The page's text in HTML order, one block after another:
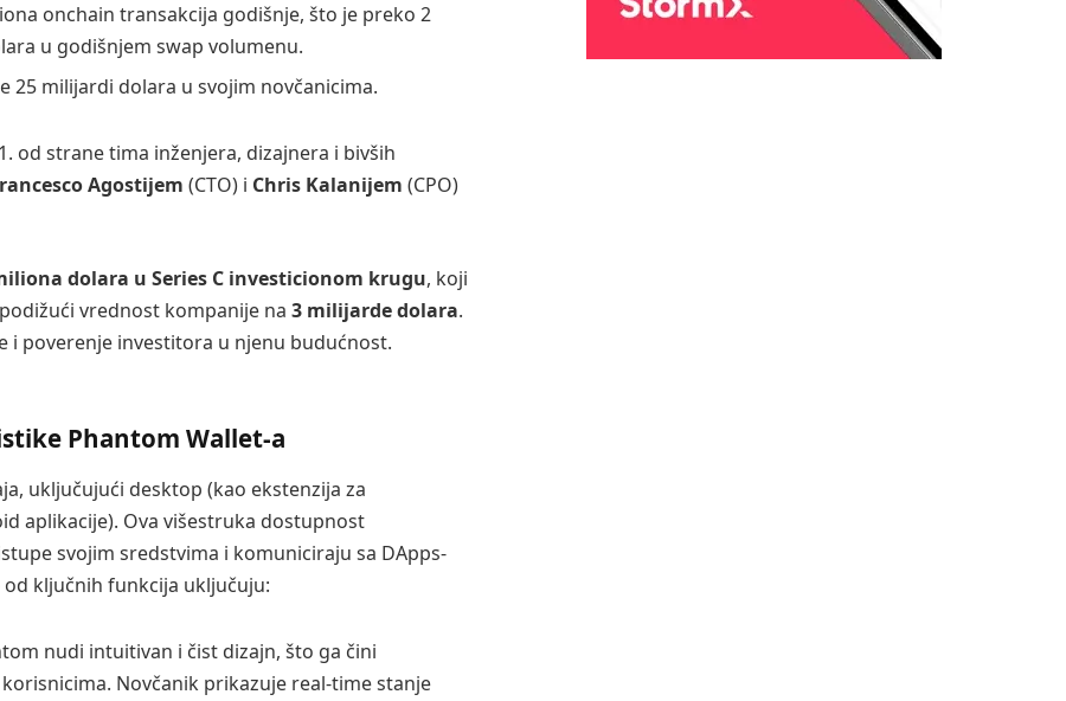
onchain transakcija godišnje, što je preko 2
u godišnjem swap volumenu.
25 milijardi dolara u svojim novčanicima.
od strane tima inženjera, dizajnera i bivših
Agostijem (CTO) i Chris Kalanijem (CPO)
dolara u Series C investicionom krugu, koji
vrednost kompanije na 3 milijarde dolara.
poverenje investitora u njenu budućnost.
Phantom Wallet-a
uključujući desktop (kao ekstenzija za
aplikacije). Ova višestruka dostupnost
svojim sredstvima i komuniciraju sa DApps-
ključnih funkcija uključuju:
nudi intuitivan i čist dizajn, što ga čini
Novčanik prikazuje real-time stanje